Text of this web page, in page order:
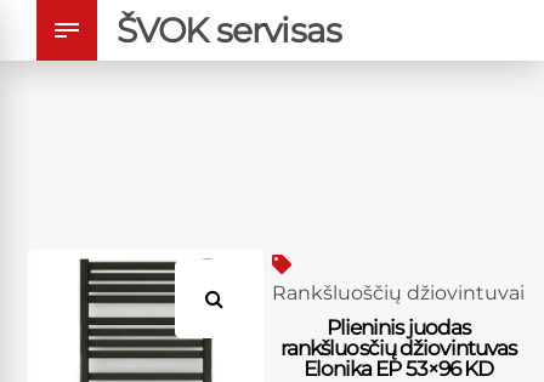
ŠVOK servisas
Rankšluoščių džiovintuvai
Plieninis juodas
rankšluosčių džiovintuvas
Elonika EP 53×96 KD